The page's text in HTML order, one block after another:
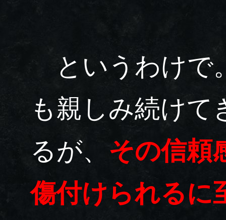
というわけで
も親しみ続けて
るが、 その信頼
傷付けられるに